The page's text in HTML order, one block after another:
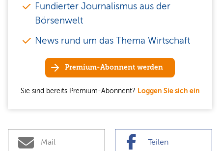
Fundierter Journalismus aus der
Börsenwelt
News rund um das Thema Wirtschaft
Premium-Abonnent werden
Sie sind bereits Premium-Abonnent? Loggen Sie sich ein
Mail Teilen